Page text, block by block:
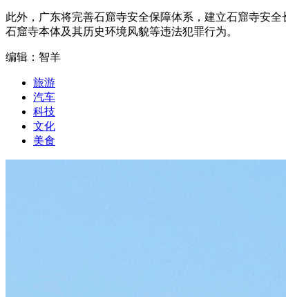
此外，广东将完善石窟寺安全保障体系，建立石窟寺安
石窟寺本体及其历史环境风貌等违法犯罪行为。
编辑：智羊
旅游
汽车
科技
文化
美食